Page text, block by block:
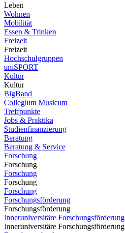
Leben
Wohnen
Mobilität
Essen & Trinken
Freizeit
Freizeit
Hochschulgruppen
uniSPORT
Kultur
Kultur
BigBand
Collegium Musicum
Treffpunkte
Jobs & Praktika
Studienfinanzierung
Beratung
Beratung & Service
Forschung
Forschung
Forschung
Forschung
Forschung
Forschungsförderung
Forschungsförderung
Inneruniversitäre Forschungsförderung
Inneruniversitäre Forschungsförderung